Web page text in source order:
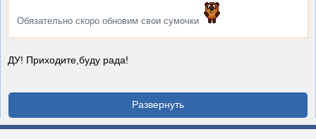
Обязательно скоро обновим свои сумочки
ДУ! Приходите,буду рада!